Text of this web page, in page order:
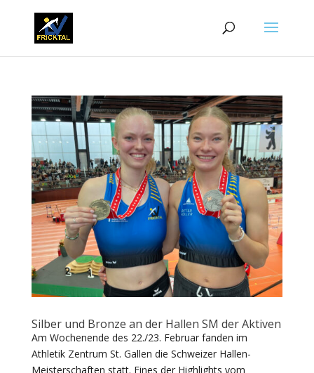
Silber und Bronze an der Hallen SM der Aktiven
Am Wochenende des 22./23. Februar fanden im
Athletik Zentrum St. Gallen die Schweizer Hallen-
Meisterschaften statt. Eines der Highlights vom